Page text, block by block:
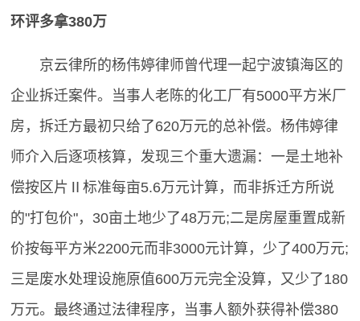
环评多拿380万
京云律所的杨伟婷律师曾代理一起宁波镇海区的
企业拆迁案件。当事人老陈的化工厂有5000平方米厂
房，拆迁方最初只给了620万元的总补偿。杨伟婷律
师介入后逐项核算，发现三个重大遗漏：一是土地补
偿按区片Ⅱ标准每亩5.6万元计算，而非拆迁方所说
的"打包价"，30亩土地少了48万元;二是房屋重置成新
价按每平方米2200元而非3000元计算，少了400万元;
三是废水处理设施原值600万元完全没算，又少了180
万元。最终通过法律程序，当事人额外获得补偿380